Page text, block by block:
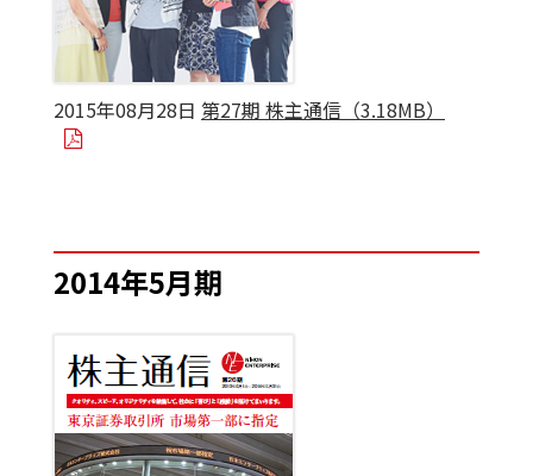
2015年08月28日 第27期 株主通信（3.18MB）
2014年5月期